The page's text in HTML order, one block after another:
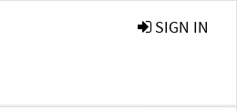
SIGN IN